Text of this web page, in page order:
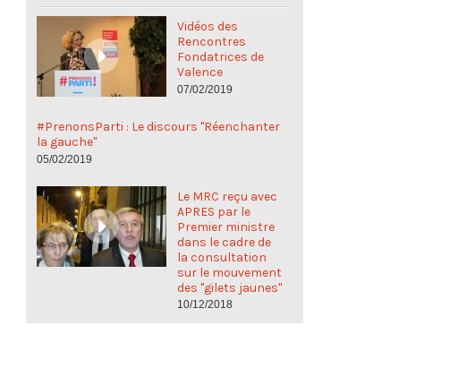
Vidéos des
Rencontres
Fondatrices de
Valence
07/02/2019
#PrenonsParti : Le discours "Réenchanter
la gauche"
05/02/2019
Le MRC reçu avec
APRES par le
Premier ministre
dans le cadre de
la consultation
sur le mouvement
des "gilets jaunes"
10/12/2018